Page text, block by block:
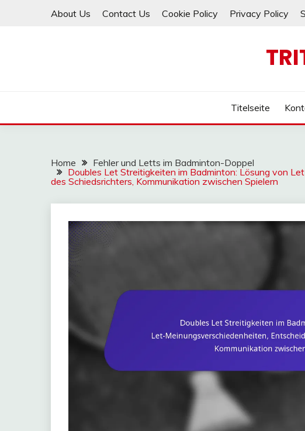
About Us Contact Us Cookie Policy Privacy Policy
Titelseite
Home
Fehler und Letts im Badminton-Doppel
Doubles Let Streitigkeiten im Badminton: Lösung von
des Schiedsrichters, Kommunikation zwischen Spielern